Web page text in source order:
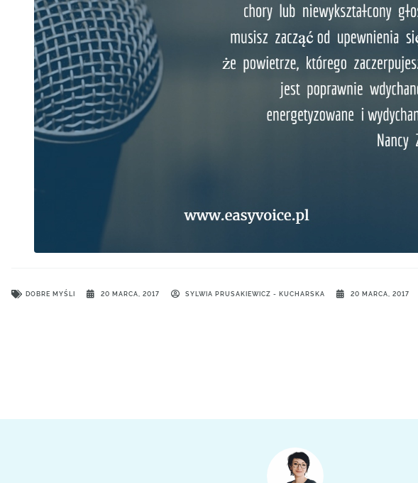
DOBRE MYŚLI 20 MARCA, 2017 SYLWIA PRUSAKIEWICZ - KUCHARSKA 20 MARCA, 2017